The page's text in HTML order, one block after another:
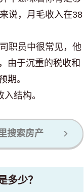
说，月毛收入在38
职员中很常见，他
由于沉重的税收和
期。
结构。
搜索房产
多少？